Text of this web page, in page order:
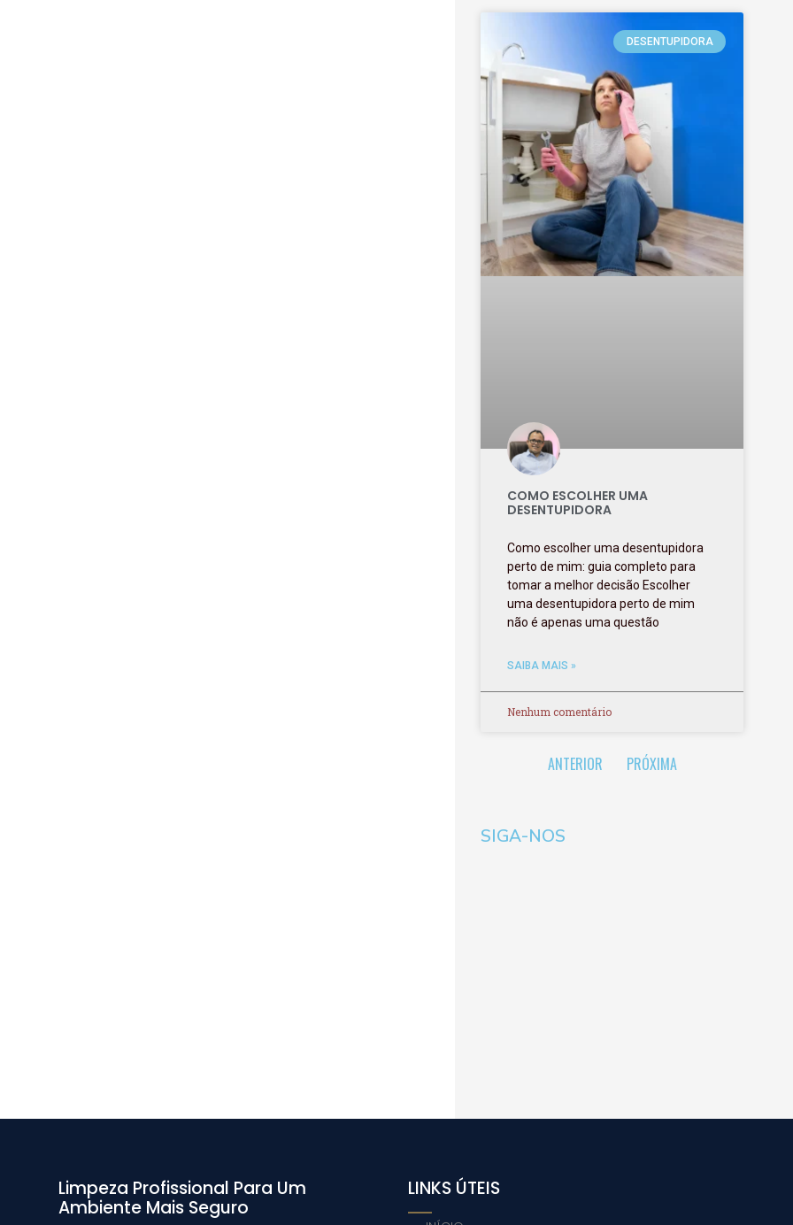
DESENTUPIDORA
COMO ESCOLHER UMA
DESENTUPIDORA
Como escolher uma desentupidora
perto de mim: guia completo para
tomar a melhor decisão Escolher
uma desentupidora perto de mim
não é apenas uma questão
SAIBA MAIS »
Nenhum comentário
ANTERIOR PRÓXIMA
SIGA-NOS
Limpeza Profissional Para Um
Ambiente Mais Seguro
LINKS ÚTEIS